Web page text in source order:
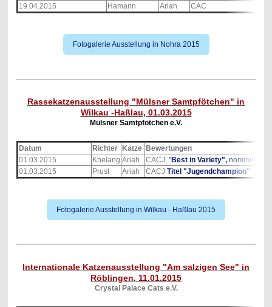
19.04.2015 Hamann Ariah CAC
Fotogalerie Ausstellung in Nohra 2015
Rassekatzenausstellung "Mülsner Samtpfötchen" in
Wilkau -Haßlau, 01.03.2015
Mülsner Samtpfötchen e.V.
Datum Richter Katze Bewertungen
01.03.2015
Knelang Ariah CACJ, "Best in Variety", nominiert zu
01.03.2015
Prust Ariah CACJ Titel "Jugendchampion"
Fotogalerie Ausstellung in Wilkau - Haßlau 2015
Internationale Katzenausstellung "Am salzigen See" in
Röblingen, 11.01.2015
Crystal Palace Cats e.V.